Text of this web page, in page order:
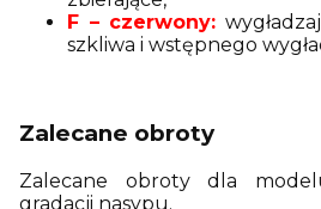
F – czerwony:
szkliwa i wstępnego
Zalecane obroty
Zalecane obroty dla
gradacji nasypu.